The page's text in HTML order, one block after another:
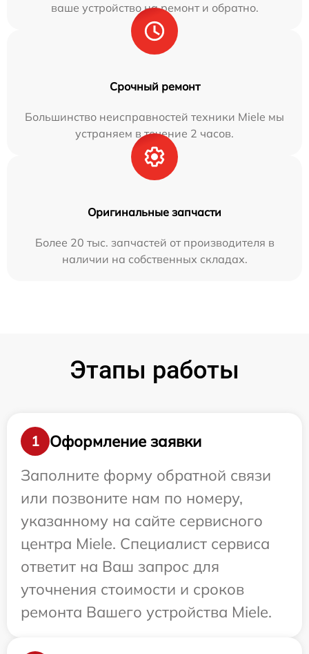
ваше устройство на ремонт и обратно.
Срочный ремонт
Большинство неисправностей техники Miele мы
устраняем в течение 2 часов.
Оригинальные запчасти
Более 20 тыс. запчастей от производителя в
наличии на собственных складах.
Этапы работы
1
Оформление заявки
Заполните форму обратной связи
или позвоните нам по номеру,
указанному на сайте сервисного
центра Miele. Специалист сервиса
ответит на Ваш запрос для
уточнения стоимости и сроков
ремонта Вашего устройства Miele.